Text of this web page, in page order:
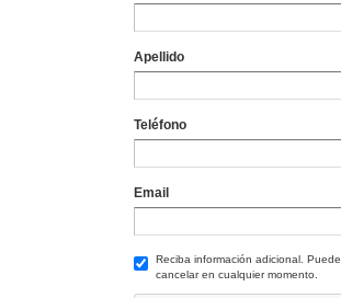
Apellido
Teléfono
Email
Reciba información adicional. Puede
cancelar en cualquier momento.